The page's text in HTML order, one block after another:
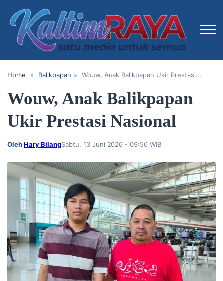
Home » Balikpapan » Wouw, Anak Balikpapan Ukir Prestasi...
Wouw, Anak Balikpapan
Ukir Prestasi Nasional
OlehHary BilangSabtu, 13 Juni 2026 - 09:56 WIB